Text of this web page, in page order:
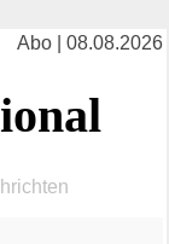
Abo | 08.08.2026